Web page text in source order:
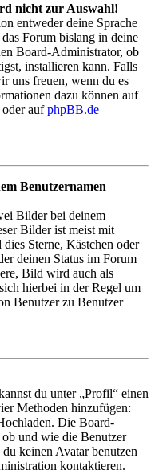
nicht zur Auswahl!
entweder deine Sprache
Forum bislang in deine
Board-Administrator, ob
installieren kann. Falls
uns freuen, wenn du es
dazu können auf
oder aufphpBB.de
Benutzernamen
Bilder bei deinem
Bilder ist meist mit
Sterne, Kästchen oder
deinen Status im Forum
Bild wird auch als
hierbei in der Regel um
Benutzer zu Benutzer
du unter „Profil“ einen
Methoden hinzufügen:
Die Board-
und wie die Benutzer
keinen Avatar benutzen
kontaktieren.